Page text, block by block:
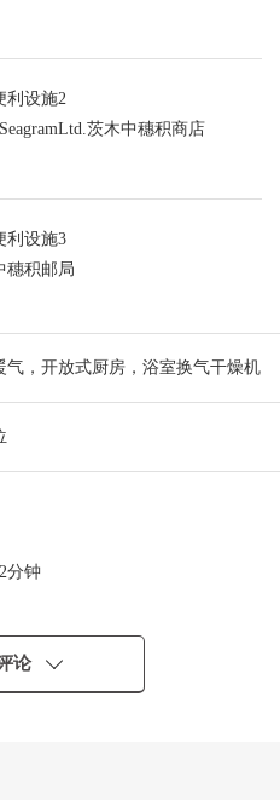
利设施2
茨木中穗积商店
利设施3
穗积邮局
气，开放式厨房，浴室换气干燥机
分钟
的独栋住宅兼的诊疗所
划准备的清静的住宅区
好
论